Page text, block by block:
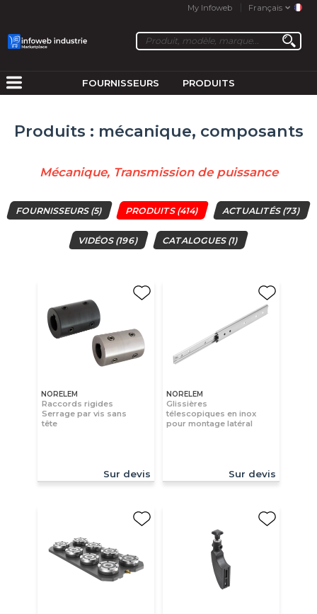
My Infoweb Français
FOURNISSEURS PRODUITS
Produits : mécanique, composants
Mécanique, Transmission de puissance
FOURNISSEURS(5) PRODUITS(414) ACTUALITÉS(73)
VIDÉOS(196) CATALOGUES(1)
NORELEM
Raccords rigides
Serrage par vis sans
tête
Sur devis
NORELEM
Glissières
télescopiques en inox
pour montage latéral
Sur devis